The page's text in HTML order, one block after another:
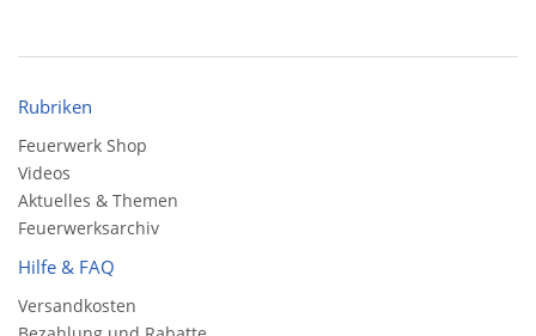
Rubriken
Feuerwerk Shop
Videos
Aktuelles & Themen
Feuerwerksarchiv
Hilfe & FAQ
Versandkosten